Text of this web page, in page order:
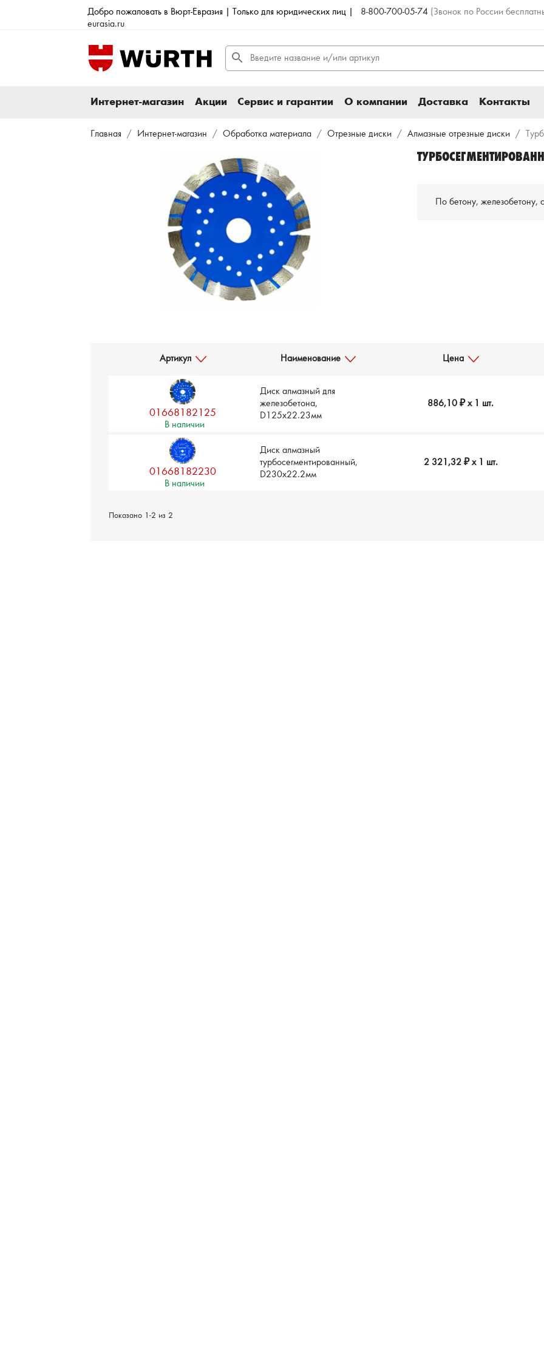
Добро пожаловать в Вюрт-Евразия | Только для юридических лиц | 8-800-700-05-74 (Звонок по России
eurasia.ru
search
Интернет-магазин Акции Сервис и гарантии О компании Доставка Контакты
Главная Интернет-магазин Обработка материала Отрезные диски Алмазные отрезные диски
По бетону,
Артикул Наименование Цена
01668182125
В наличии
Диск алмазный для
железобетона,
D125х22.23мм
886,10 ₽x 1 шт.
01668182230
В наличии
Диск алмазный
турбосегментированный,
D230х22.2мм
2 321,32 ₽x 1 шт.
Показано 1-2 из 2